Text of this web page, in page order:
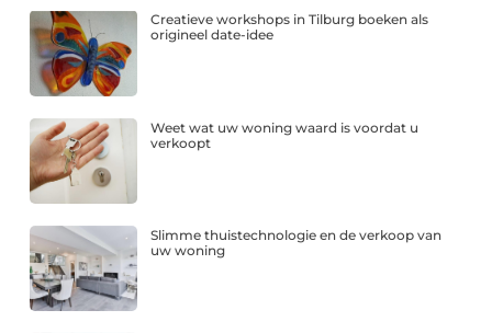
Creatieve workshops in Tilburg boeken als
origineel date-idee
Weet wat uw woning waard is voordat u
verkoopt
Slimme thuistechnologie en de verkoop van
uw woning